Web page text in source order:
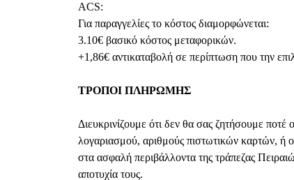
ACS:
Για παραγγελίες το κόστος διαμορφώνεται:
3.10€ βασικό κόστος μεταφορικών.
+1,86€ αντικαταβολή σε περίπτωση που την
ΤΡΟΠΟΙ ΠΛΗΡΩΜΗΣ
Διευκρινίζουμε ότι δεν θα σας ζητήσουμε
λογαριασμού, αριθμούς πιστωτικών καρτών, ή
στα ασφαλή περιβάλλοντα της τράπεζας
αποτυχία τους.